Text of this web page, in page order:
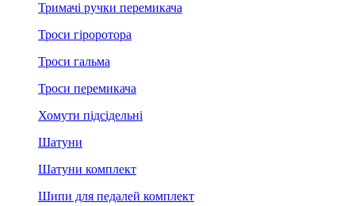
Тримачі ручки перемикача
Троси гіроротора
Троси гальма
Троси перемикача
Хомути підсідельні
Шатуни
Шатуни комплект
Шипи для педалей комплект